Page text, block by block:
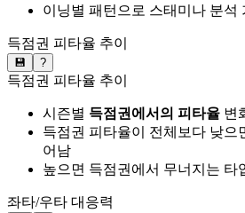
이닝별 패턴으로 스태미나 분석
득점권 피타율 추이
💾 ?
득점권 피타율 추이
시즌별 득점권에서의 피타율 변
득점권 피타율이 전체보다 낮으
어남
높으면 득점권에서 무너지는 타
좌타/우타 대응력